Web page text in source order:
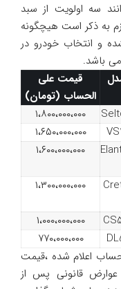
سه اولویت از سبد
به ذکر است هیچگونه
و انتخاب خودرو در
باشد.
قیمت علی
الحساب (تومان)
۱،۸۰۰،۰۰۰،۰۰۰
۱،۶۵۰،۰۰۰،۰۰۰
۱،۶۰۰،۰۰۰،۰۰۰
۱،۳۰۰،۰۰۰،۰۰۰
۱،۰۰۰،۰۰۰،۰۰۰
۷۷۰،۰۰۰،۰۰۰
اعلام شده ،قیمت
قانونی پس از